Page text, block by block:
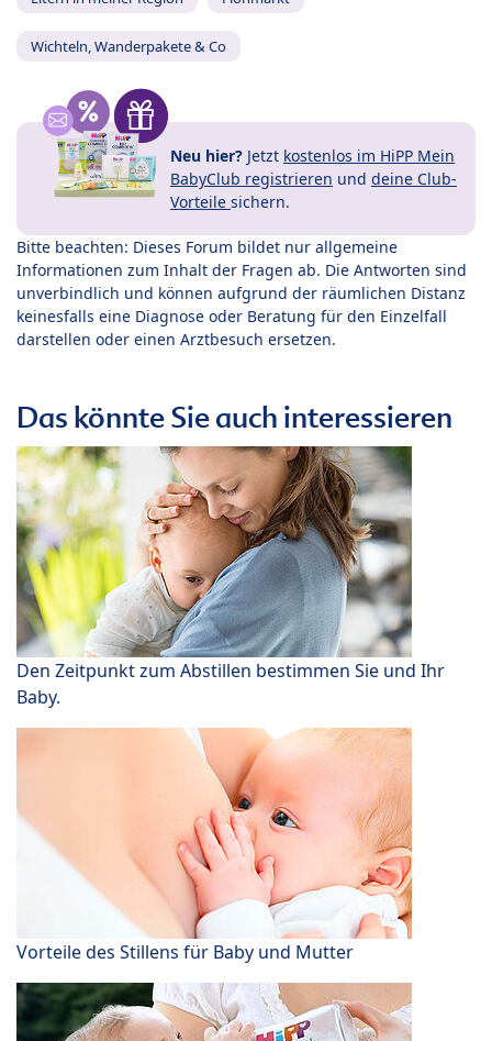
Wichteln, Wanderpakete & Co
Neu hier? Jetzt kostenlos im HiPP Mein
BabyClub registrieren und deine Club-
Vorteile sichern.
Bitte beachten: Dieses Forum bildet nur allgemeine
Informationen zum Inhalt der Fragen ab. Die Antworten sind
unverbindlich und können aufgrund der räumlichen Distanz
keinesfalls eine Diagnose oder Beratung für den Einzelfall
darstellen oder einen Arztbesuch ersetzen.
Das könnte Sie auch interessieren
Den Zeitpunkt zum Abstillen bestimmen Sie und Ihr
Baby.
Vorteile des Stillens für Baby und Mutter